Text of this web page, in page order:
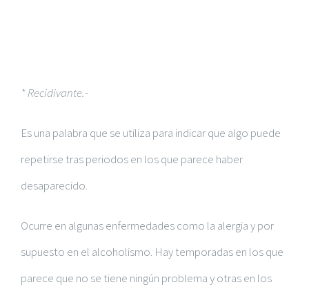
* Recidivante.-
Es una palabra que se utiliza para indicar que algo puede
repetirse tras periodos en los que parece haber
desaparecido.
Ocurre en algunas enfermedades como la alergia y por
supuesto en el alcoholismo. Hay temporadas en los que
parece que no se tiene ningún problema y otras en los